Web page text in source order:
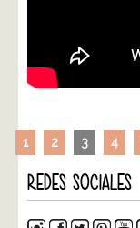
1 2 3 4
REDES SOCIALES